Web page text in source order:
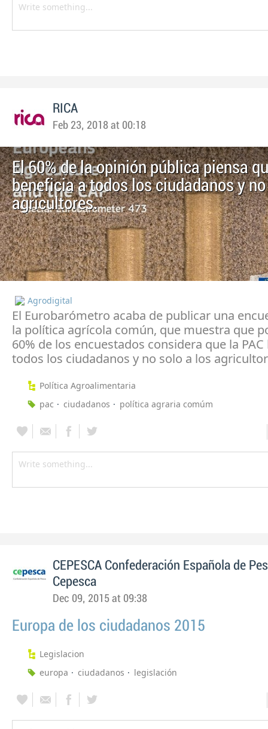
RICA
Feb 23, 2018 at 00:18
El 60% de la opinión pública piensa
beneficia a todos los ciudadanos y
agricultores.
Agrodigital
El Eurobarómetro acaba de publicar una
la política agrícola común, que muestra que
60% de los encuestados considera que la
todos los ciudadanos y no solo a los
Política Agroalimentaria
pac
ciudadanos política agraria comúm
CEPESCA Confederación Española de
Cepesca
Dec 09, 2015 at 09:38
Europa de los ciudadanos 2015
Legislacion
europa
ciudadanos legislación